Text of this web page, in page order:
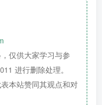
仅供大家学习与参
进行删除处理。
本站赞同其观点和对